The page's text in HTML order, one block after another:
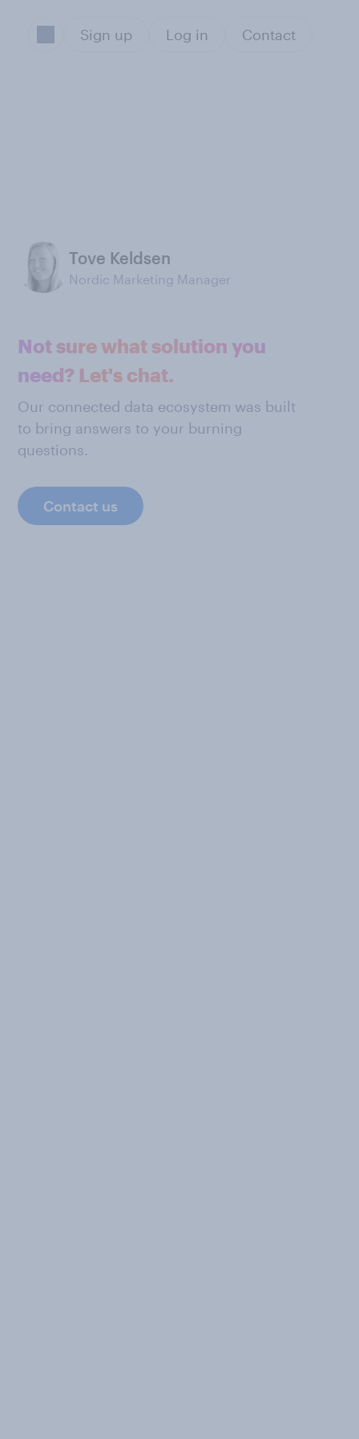
Sign up Log in Contact
Tove Keldsen
Nordic Marketing Manager
Not sure what solution you
need? Let's chat.
Our connected data ecosystem was built
to bring answers to your burning
questions.
Contact us